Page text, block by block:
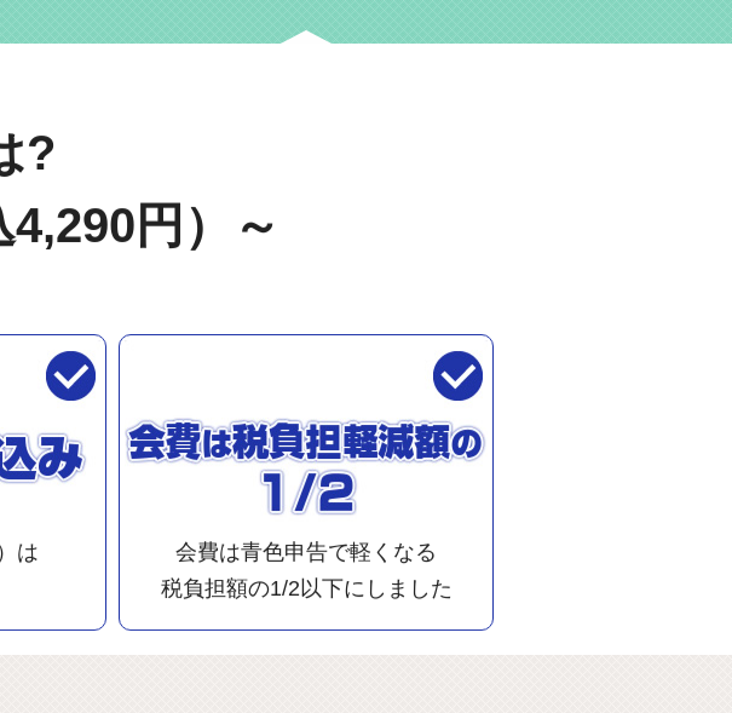
?
4,290円）～
は
会費は青色申告で軽くなる
税負担額の1/2以下にしました